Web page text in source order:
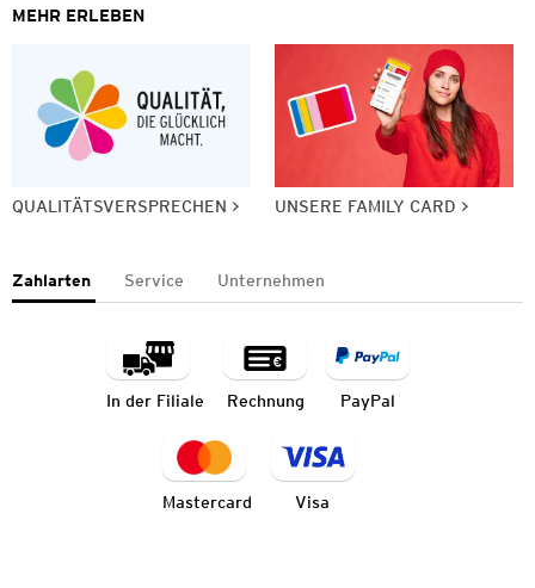
MEHR ERLEBEN
QUALITÄTSVERSPRECHEN UNSERE FAMILY CARD
Zahlarten Service Unternehmen
In der Filiale Rechnung PayPal
Mastercard Visa